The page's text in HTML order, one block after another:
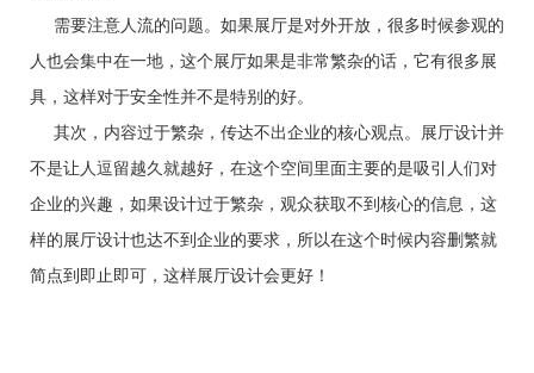
需要注意人流的问题。如果展厅是对外开放，很多时候参观的
人也会集中在一地，这个展厅如果是非常繁杂的话，它有很多展
具，这样对于安全性并不是特别的好。
其次，内容过于繁杂，传达不出企业的核心观点。展厅设计并
不是让人逗留越久就越好，在这个空间里面主要的是吸引人们对
企业的兴趣，如果设计过于繁杂，观众获取不到核心的信息，这
样的展厅设计也达不到企业的要求，所以在这个时候内容删繁就
简点到即止即可，这样展厅设计会更好！